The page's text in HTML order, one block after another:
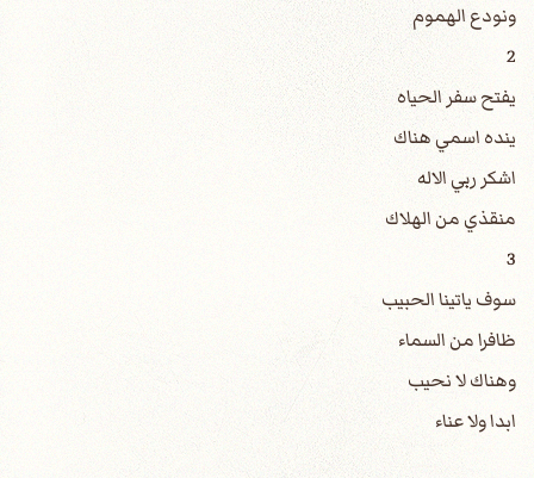
ونودع الهموم
2
يفتح سفر الحياه
ينده اسمي هناك
اشكر ربي الاله
منقذي من الهلاك
3
سوف ياتينا الحبيب
ظافرا من السماء
وهناك لا نحيب
ابدا ولا عناء